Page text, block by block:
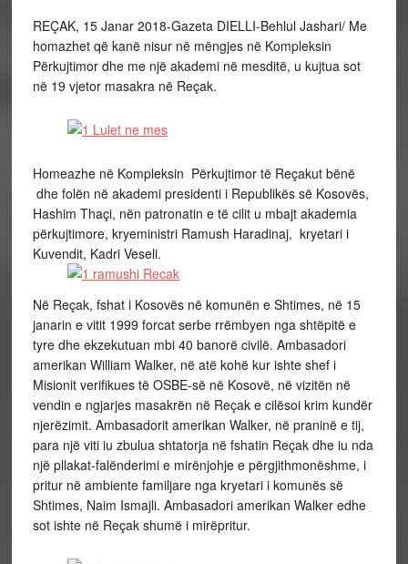
REÇAK, 15 Janar 2018-Gazeta DIELLI-Behlul Jashari/ Me
homazhet që kanë nisur në mëngjes në Kompleksin
Përkujtimor dhe me një akademi në mesditë, u kujtua sot
në 19 vjetor masakra në Reçak.
Homeazhe në Kompleksin Përkujtimor të Reçakut bënë
dhe folën në akademi presidenti i Republikës së Kosovës,
Hashim Thaçi, nën patronatin e të cilit u mbajt akademia
përkujtimore, kryeministri Ramush Haradinaj, kryetari i
Kuvendit, Kadri Veseli.
Në Reçak, fshat i Kosovës në komunën e Shtimes, në 15
janarin e vitit 1999 forcat serbe rrëmbyen nga shtëpitë e
tyre dhe ekzekutuan mbi 40 banorë civilë. Ambasadori
amerikan William Walker, në atë kohë kur ishte shef i
Misionit verifikues të OSBE-së në Kosovë, në vizitën në
vendin e ngjarjes masakrën në Reçak e cilësoi krim kundër
njerëzimit. Ambasadorit amerikan Walker, në praninë e tij,
para një viti iu zbulua shtatorja në fshatin Reçak dhe iu nda
një pllakat-falënderimi e mirënjohje e përgjithmonëshme, i
pritur në ambiente familjare nga kryetari i komunës së
Shtimes, Naim Ismajli. Ambasadori amerikan Walker edhe
sot ishte në Reçak shumë i mirëpritur.